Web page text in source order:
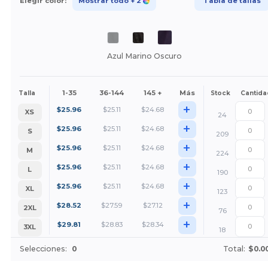
Azul Marino Oscuro
Talla 1-35 36-144 145 + Más Stock
XS $25.96 $25.11 $24.68 +
24
S
$25.96 $25.11 $24.68 +
209
M
$25.96 $25.11 $24.68 +
224
L
$25.96 $25.11 $24.68 +
190
XL
$25.96 $25.11 $24.68 +
123
2XL
$28.52 $27.59 $27.12 +
76
3XL
$29.81 $28.83 $28.34 + 18
Selecciones: 0 Total: